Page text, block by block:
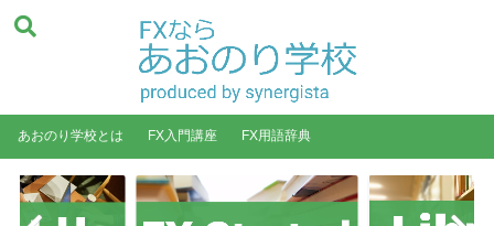
あおのり学校とは FX入門講座 FX用語辞典